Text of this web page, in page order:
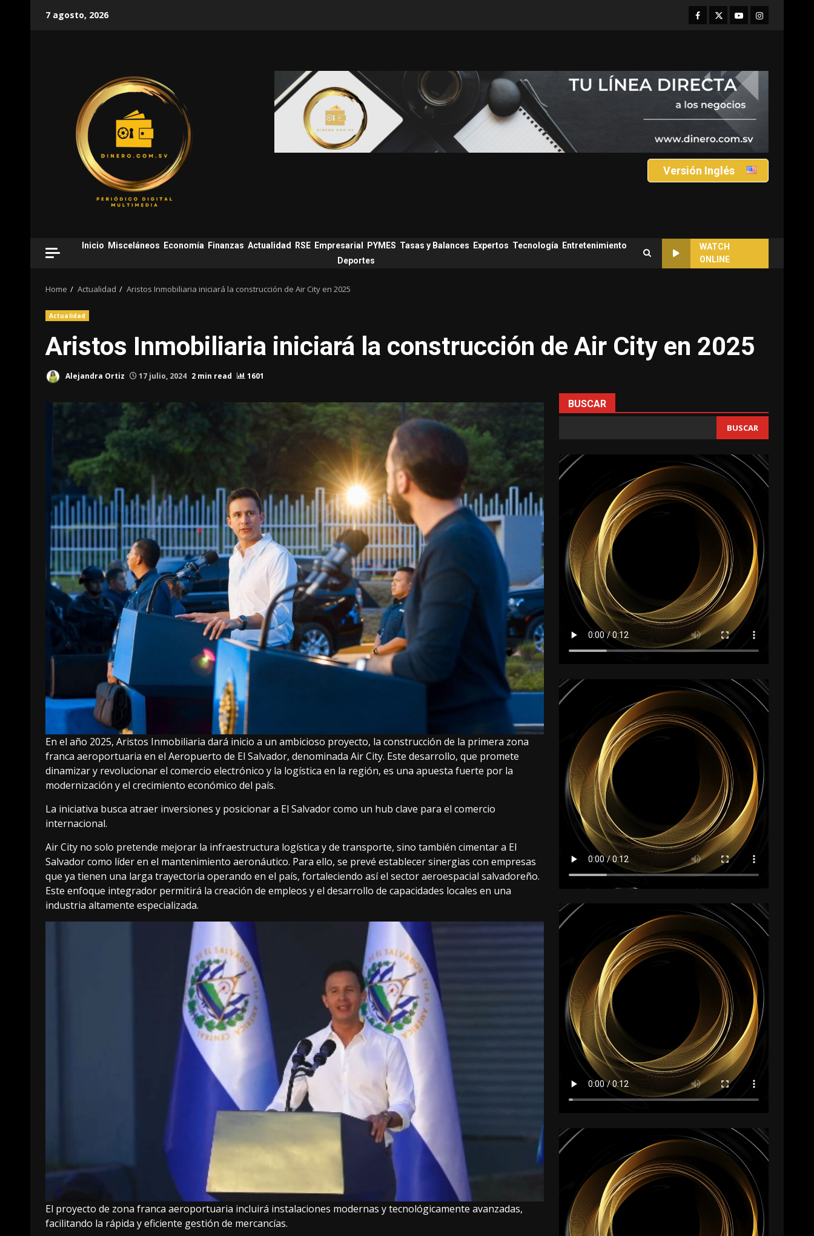
7 agosto, 2026 Facebook
TwitterYoutubeInstagram
Versión Inglés
Inicio Misceláneos Economía Finanzas Actualidad RSE Empresarial PYMES Tasas y Balances Expertos Tecnología
Entretenimiento
Deportes
WATCH
ONLINE
Home Actualidad Aristos Inmobiliaria iniciará la construcción de Air City en 2025
Actualidad
Aristos Inmobiliaria iniciará la construcción de Air City en 2025
Alejandra Ortiz 17 julio, 2024 2 min read 1601
En el año 2025, Aristos Inmobiliaria dará inicio a un ambicioso proyecto, la construcción de la primera zona
franca aeroportuaria en el Aeropuerto de El Salvador, denominada Air City. Este desarrollo, que promete
dinamizar y revolucionar el comercio electrónico y la logística en la región, es una apuesta fuerte por la
modernización y el crecimiento económico del país.
La iniciativa busca atraer inversiones y posicionar a El Salvador como un hub clave para el comercio
internacional.
Air City no solo pretende mejorar la infraestructura logística y de transporte, sino también cimentar a El
Salvador como líder en el mantenimiento aeronáutico. Para ello, se prevé establecer sinergias con empresas
que ya tienen una larga trayectoria operando en el país, fortaleciendo así el sector aeroespacial salvadoreño.
Este enfoque integrador permitirá la creación de empleos y el desarrollo de capacidades locales en una
industria altamente especializada.
El proyecto de zona franca aeroportuaria incluirá instalaciones modernas y tecnológicamente avanzadas,
facilitando la rápida y eficiente gestión de mercancías.
BUSCAR
BUSCAR